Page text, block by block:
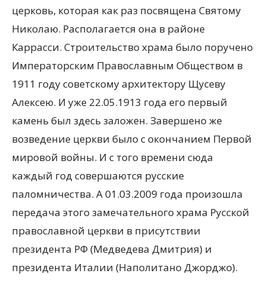
церковь, которая как раз посвящена Святому
Николаю. Располагается она в районе
Каррасси. Строительство храма было поручено
Императорским Православным Обществом в
1911 году советскому архитектору Щусеву
Алексею. И уже 22.05.1913 года его первый
камень был здесь заложен. Завершено же
возведение церкви было с окончанием Первой
мировой войны. И с того времени сюда
каждый год совершаются русские
паломничества. А 01.03.2009 года произошла
передача этого замечательного храма Русской
православной церкви в присутствии
президента РФ (Медведева Дмитрия) и
президента Италии (Наполитано Джорджо).